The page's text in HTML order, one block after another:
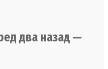
два назад —